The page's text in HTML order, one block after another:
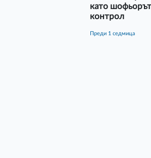
като
контрол
преди 1 седмица